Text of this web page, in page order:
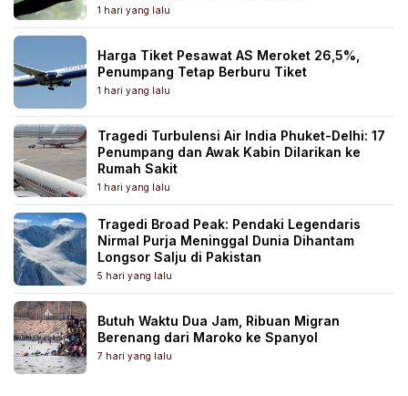
1 hari yang lalu
Harga Tiket Pesawat AS Meroket 26,5%,
Penumpang Tetap Berburu Tiket
1 hari yang lalu
Tragedi Turbulensi Air India Phuket-Delhi: 17
Penumpang dan Awak Kabin Dilarikan ke
Rumah Sakit
1 hari yang lalu
Tragedi Broad Peak: Pendaki Legendaris
Nirmal Purja Meninggal Dunia Dihantam
Longsor Salju di Pakistan
5 hari yang lalu
Butuh Waktu Dua Jam, Ribuan Migran
Berenang dari Maroko ke Spanyol
7 hari yang lalu